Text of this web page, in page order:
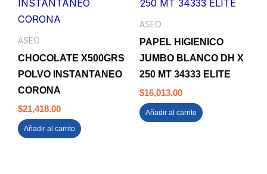
ASEO
CHOCOLATE X500GRS
POLVO INSTANTANEO
CORONA
$21,418.00
Añadir al carrito
ASEO
PAPEL HIGIENICO
JUMBO BLANCO DH X
250 MT 34333 ELITE
$16,013.00
Añadir al carrito